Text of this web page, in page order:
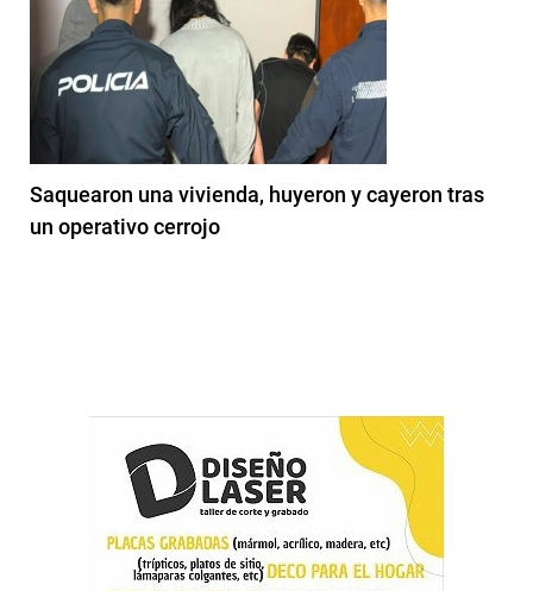
Saquearon una vivienda, huyeron y cayeron tras
un operativo cerrojo